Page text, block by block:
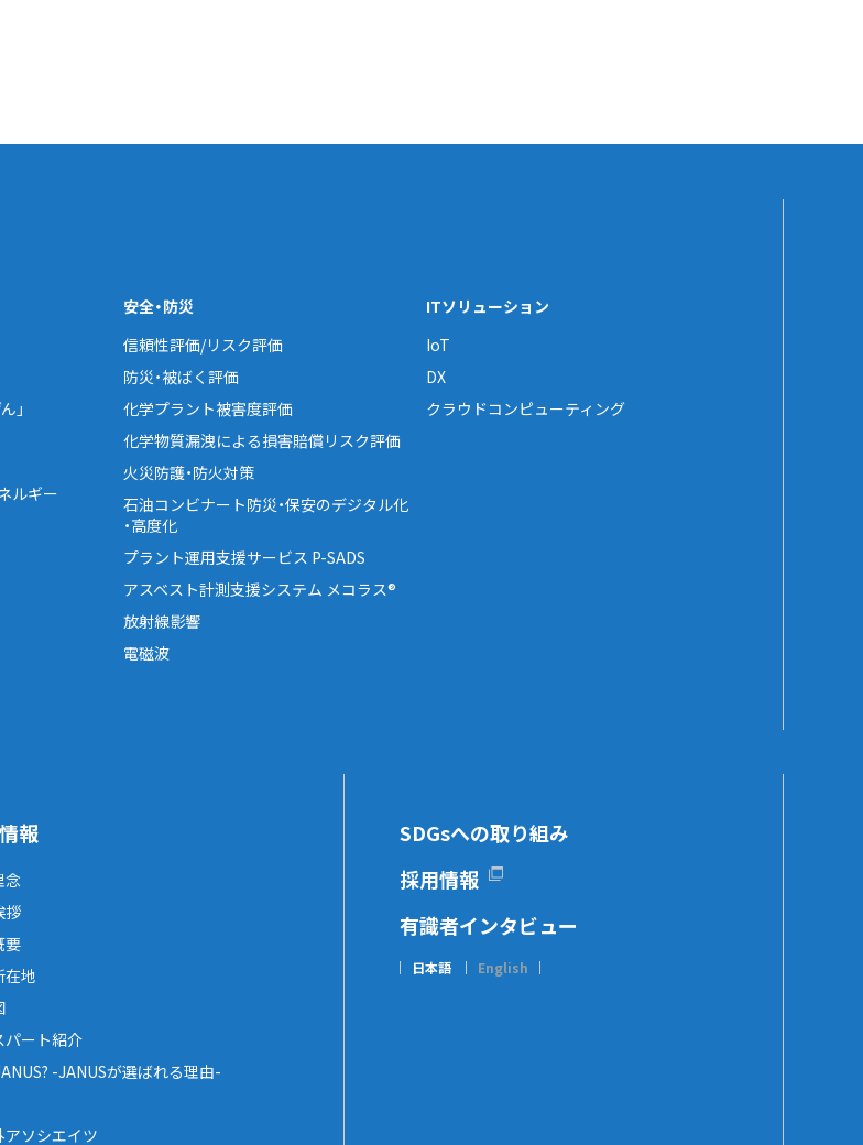
」
ルギー
安全・防災
信頼性評価/リスク評価
防災・被ばく評価
化学プラント被害度評価
化学物質漏洩による損害賠償リスク評価
火災防護・防火対策
石油コンビナート防災・保安のデジタル化
・高度化
プラント運用支援サービス P-SADS
アスベスト計測支援システム メコラス®
放射線影響
電磁波
ITソリューション
IoT
DX
クラウドコンピューティング
報
念
拶
要
在地
パート紹介
-JANUSが選ばれる理由-
アソシエイツ
SDGsへの取り組み
採用情報
有識者インタビュー
日本語 English